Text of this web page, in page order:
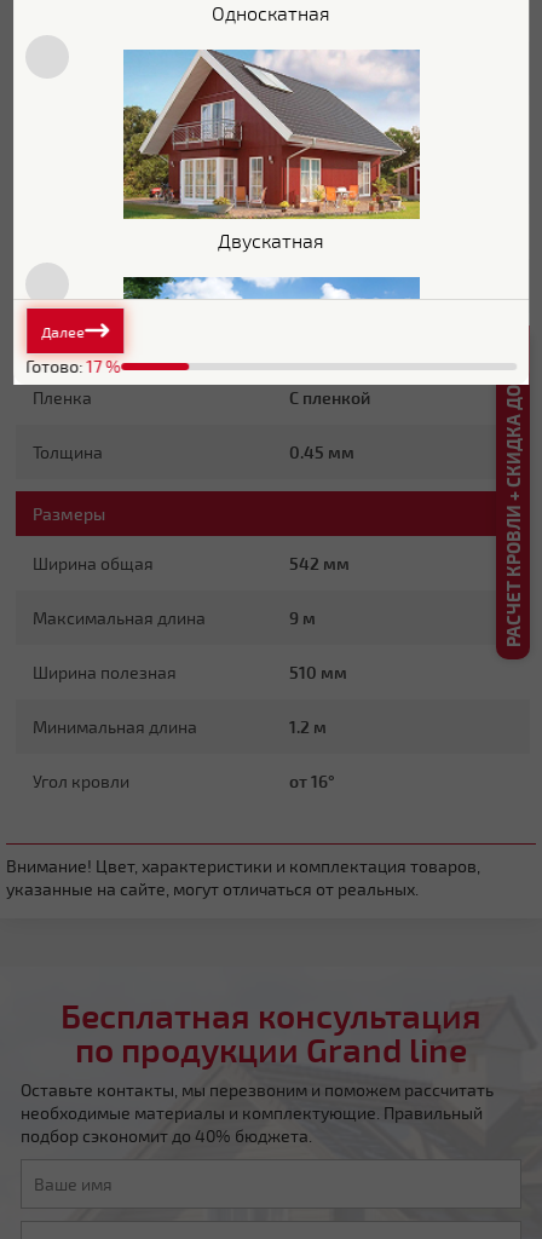
Гладкая
Блеск поверхности Глянцевая
Защитный слой Zn 60-100 г/м2
Основа покрытия Полиэфир
Стойкость к УФ Нет данных
Пленка С пленкой
Толщина 0.45 мм
Размеры
Ширина общая 542 мм
Максимальная длина 9 м
Ширина полезная 510 мм
Минимальная длина 1.2 м
Угол кровли от 16°
Внимание! Цвет, характеристики и комплектация товаров,
указанные на сайте, могут отличаться от реальных.
Бесплатная консультация
по продукции Grand line
Оставьте контакты, мы перезвоним и поможем рассчитать
необходимые материалы и комплектующие. Правильный
подбор сэкономит до 40% бюджета.
РАСЧЕТ КРОВЛИ + СКИДКА ДО 20%
Односкатная
Двускатная
Мансардная ломаная
Готово:17%
Далее